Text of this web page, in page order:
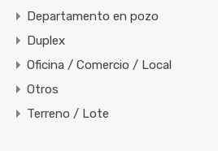
Departamento en pozo
Duplex
Oficina / Comercio / Local
Otros
Terreno / Lote